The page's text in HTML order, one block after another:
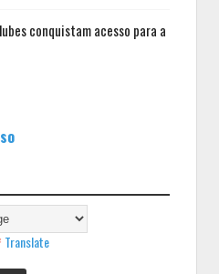
conquistam acesso para a
Translate